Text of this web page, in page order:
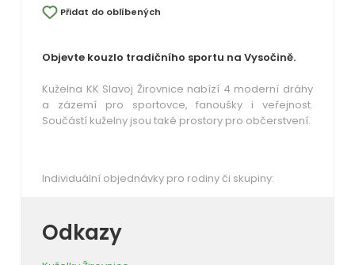
Přidat do oblíbených
Objevte kouzlo tradičního sportu na Vysočině.
Kuželna KK Slavoj Žirovnice nabízí 4 moderní dráhy
a zázemí pro sportovce, fanoušky i veřejnost.
Součástí kuželny jsou také prostory pro občerstvení.
Individuální objednávky pro rodiny či skupiny:
Odkazy